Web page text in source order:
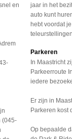
en
(045-
jaar in het
auto kunt
hebt voordat
Parkeren
In Maastricht
Parkeerroute
iedere
Er zijn in
Parkeren kost
Op bepaalde